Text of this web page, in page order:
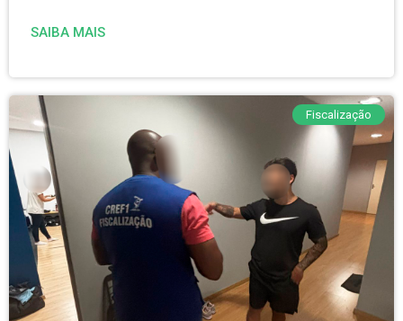
SAIBA MAIS
Fiscalização